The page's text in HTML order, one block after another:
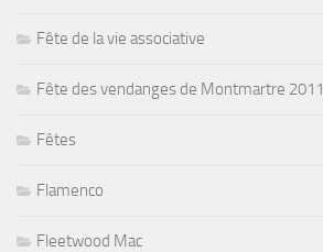
Fête de la vie associative
Fête des vendanges de Montmartre 2011
Fêtes
Flamenco
Fleetwood Mac